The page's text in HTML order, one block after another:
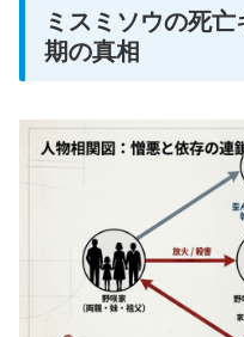
ミスミソウの死
期の真相